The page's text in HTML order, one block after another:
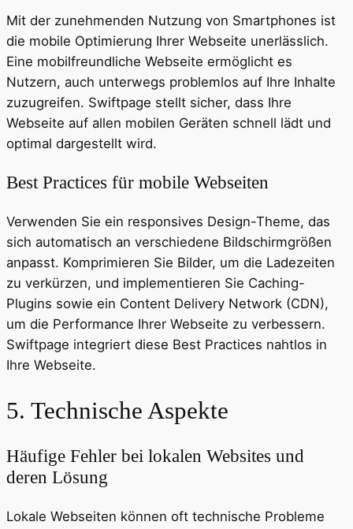
Mit der zunehmenden Nutzung von Smartphones ist
die mobile Optimierung Ihrer Webseite unerlässlich.
Eine mobilfreundliche Webseite ermöglicht es
Nutzern, auch unterwegs problemlos auf Ihre Inhalte
zuzugreifen. Swiftpage stellt sicher, dass Ihre
Webseite auf allen mobilen Geräten schnell lädt und
optimal dargestellt wird.
Best Practices für mobile Webseiten
Verwenden Sie ein responsives Design-Theme, das
sich automatisch an verschiedene Bildschirmgrößen
anpasst. Komprimieren Sie Bilder, um die Ladezeiten
zu verkürzen, und implementieren Sie Caching-
Plugins sowie ein Content Delivery Network (CDN),
um die Performance Ihrer Webseite zu verbessern.
Swiftpage integriert diese Best Practices nahtlos in
Ihre Webseite.
5. Technische Aspekte
Häufige Fehler bei lokalen Websites und
deren Lösung
Lokale Webseiten können oft technische Probleme